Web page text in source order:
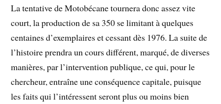
La tentative de Motobécane tournera donc assez vite
court, la production de sa 350 se limitant à quelques
centaines d’exemplaires et cessant dès 1976. La suite de
l’histoire prendra un cours différent, marqué, de diverses
manières, par l’intervention publique, ce qui, pour le
chercheur, entraîne une conséquence capitale, puisque
les faits qui l’intéressent seront plus ou moins bien